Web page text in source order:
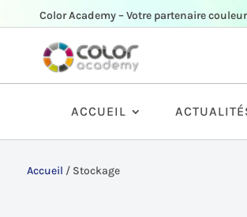
Color Academy – Votre partenaire couleur
ACCUEIL
Accueil / Stockage